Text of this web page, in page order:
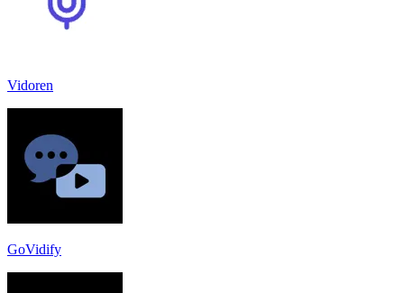
Vidoren
GoVidify